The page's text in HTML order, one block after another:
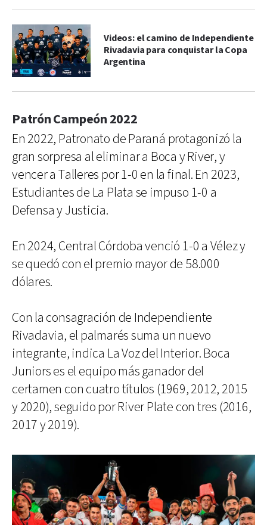
Videos: el camino de Independiente
Rivadavia para conquistar la Copa
Argentina
Patrón Campeón 2022
En 2022, Patronato de Paraná protagonizó la
gran sorpresa al eliminar a Boca y River, y
vencer a Talleres por 1-0 en la final. En 2023,
Estudiantes de La Plata se impuso 1-0 a
Defensa y Justicia.
En 2024, Central Córdoba venció 1-0 a Vélez y
se quedó con el premio mayor de 58.000
dólares.
Con la consagración de Independiente
Rivadavia, el palmarés suma un nuevo
integrante, indica La Voz del Interior. Boca
Juniors es el equipo más ganador del
certamen con cuatro títulos (1969, 2012, 2015
y 2020), seguido por River Plate con tres (2016,
2017 y 2019).